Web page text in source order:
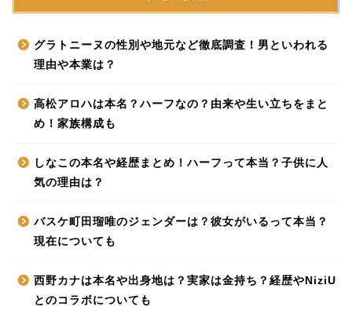
グラトニーヌの性別や地元など徹底調査！男といわれる
理由や本業は？
高松アロハは本名？ハーフなの？由来や生い立ちをまと
め！家族構成も
しなこの本名や経歴まとめ！ハーフって本当？子供に人
気の理由は？
バスケ町田瑠唯のジェンダーは？彼女がいるって本当？
現在についても
西野カナは本名や出身地は？実家は金持ち？経歴やNiziU
とのコラボについても